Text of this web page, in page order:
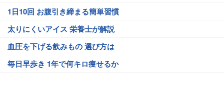
1日10回 お腹引き締まる簡単習慣
太りにくいアイス 栄養士が解説
血圧を下げる飲みもの 選び方は
毎日早歩き 1年で何キロ痩せるか